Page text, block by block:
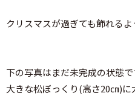
クリスマスが過ぎても飾れるよ
下の写真はまだ未完成の状態で
大きな松ぼっくり(高さ20㎝)に